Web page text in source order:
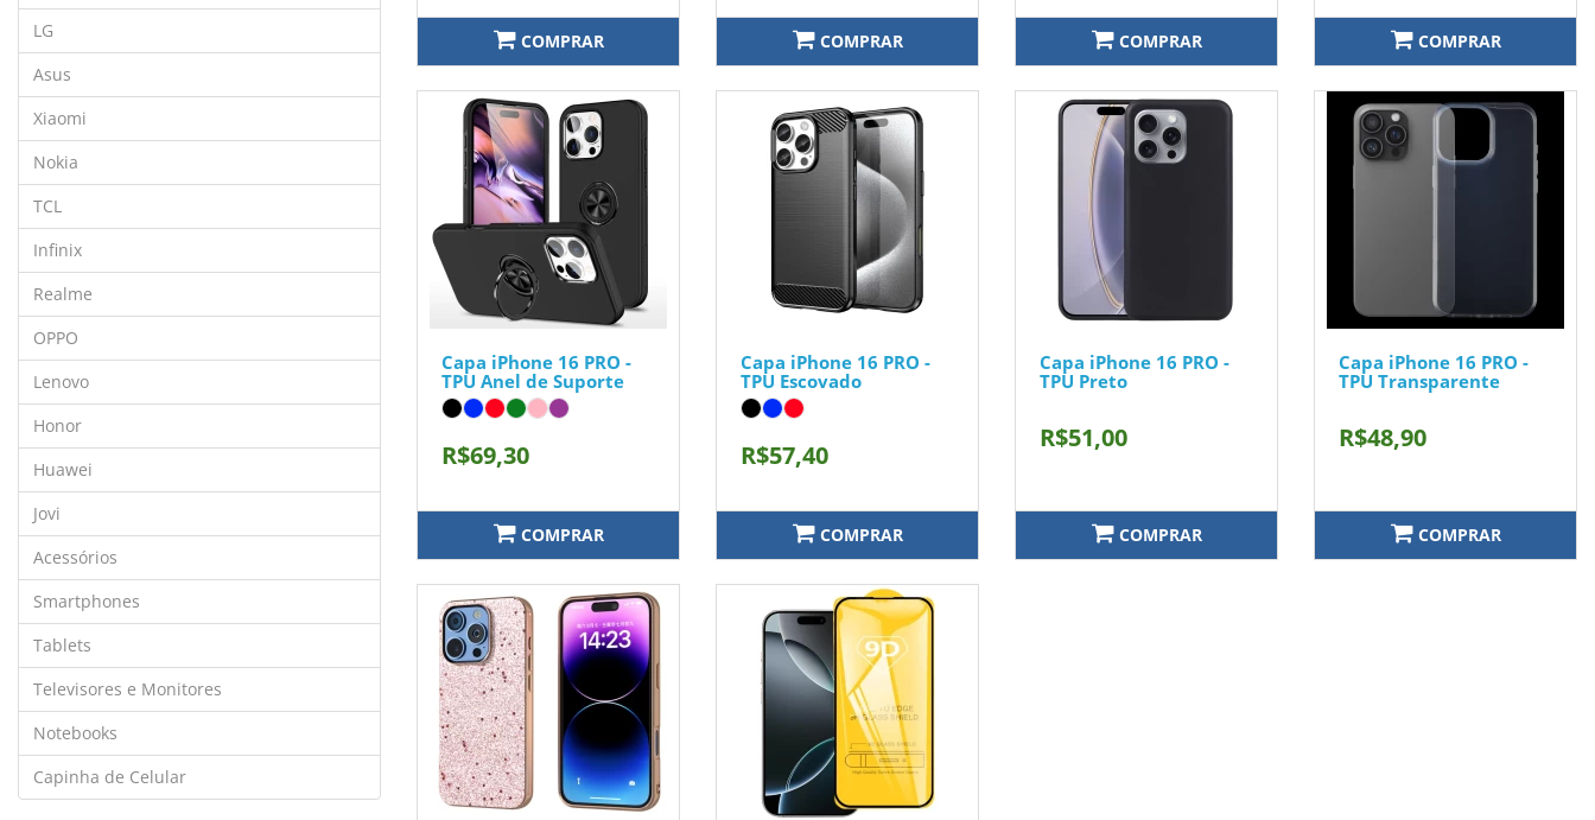
LG
Asus
Xiaomi
Nokia
TCL
Infinix
Realme
OPPO
Lenovo
Honor
Huawei
Jovi
Acessórios
Smartphones
Tablets
Televisores e Monitores
Notebooks
Capinha de Celular
COMPRAR COMPRAR COMPRAR COMPRAR
Capa iPhone 16 PRO -
TPU Anel de Suporte
R$69,30
COMPRAR
Capa iPhone 16 PRO -
TPU Escovado
R$57,40
COMPRAR
Capa iPhone 16 PRO -
TPU Preto
R$51,00
COMPRAR
Capa iPhone 16 PRO -
TPU Transparente
R$48,90
COMPRAR